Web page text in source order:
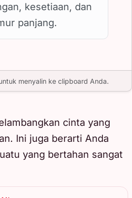
kesetiaan, dan
panjang.
menyalin ke clipboard Anda.
cinta yang
Ini juga berarti Anda
yang bertahan sangat